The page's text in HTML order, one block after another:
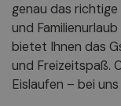
genau das
und
bietet Ihnen das
und Freizeitspaß.
Eislaufen – bei